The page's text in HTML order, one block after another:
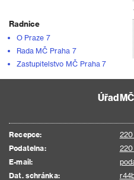
Radnice
O Praze 7
Rada MČ Praha 7
Zastupitelstvo MČ Praha 7
Úřad
Recepce:
220
Podatelna:
220
E-mail:
Dat. schránka: